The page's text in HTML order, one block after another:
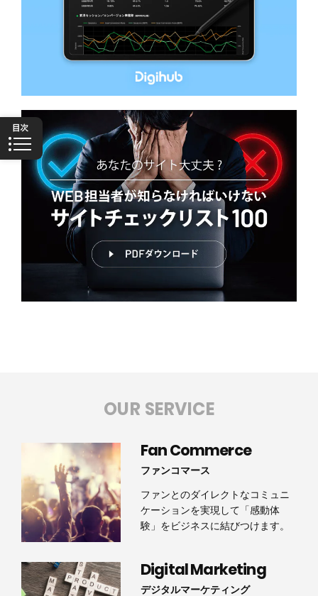
OUR SERVICE
Fan Commerce
ファンコマース
ファンとのダイレクトなコミュニ
ケーションを実現して「感動体
験」をビジネスに結びつけます。
Digital Marketing
デジタルマーケティング